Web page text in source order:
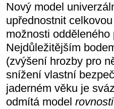
Nový model
upřednostnit
možnosti
Nejdůležitějším
(zvýšení hrozby pro
snížení vlastní
jaderném věku je
odmítá model rovnosti